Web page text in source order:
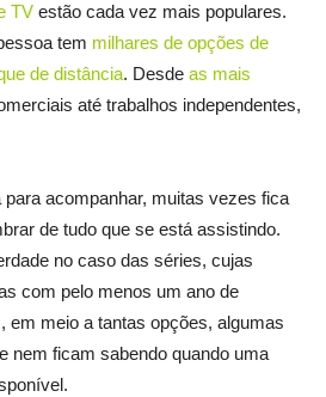
TV estão cada vez mais populares.
tem milhares de opções de
de distância. Desde as mais
até trabalhos independentes,
acompanhar, muitas vezes fica
de tudo que se está assistindo.
no caso das séries, cujas
com pelo menos um ano de
em meio a tantas opções, algumas
nem ficam sabendo quando uma